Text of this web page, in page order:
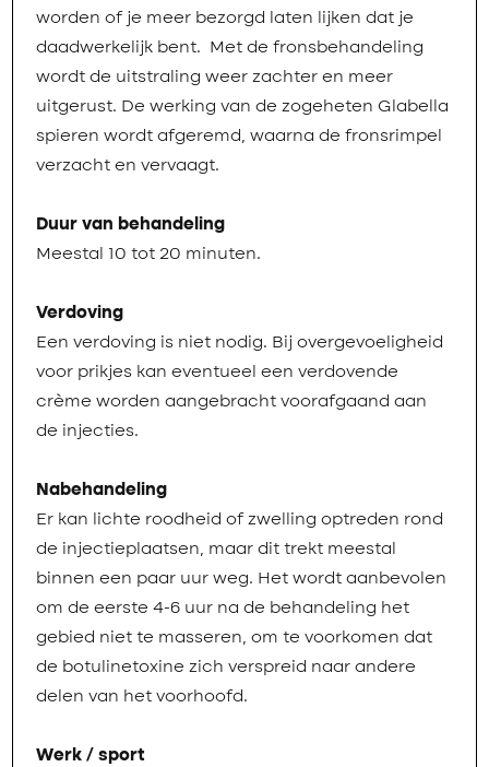
worden of je meer bezorgd laten lijken dat je
daadwerkelijk bent. Met de fronsbehandeling
wordt de uitstraling weer zachter en meer
uitgerust. De werking van de zogeheten Glabella
spieren wordt afgeremd, waarna de fronsrimpel
verzacht en vervaagt.
Duur van behandeling
Meestal 10 tot 20 minuten.
Verdoving
Een verdoving is niet nodig. Bij overgevoeligheid
voor prikjes kan eventueel een verdovende
crème worden aangebracht voorafgaand aan
de injecties.
Nabehandeling
Er kan lichte roodheid of zwelling optreden rond
de injectieplaatsen, maar dit trekt meestal
binnen een paar uur weg. Het wordt aanbevolen
om de eerste 4-6 uur na de behandeling het
gebied niet te masseren, om te voorkomen dat
de botulinetoxine zich verspreid naar andere
delen van het voorhoofd.
Werk / sport